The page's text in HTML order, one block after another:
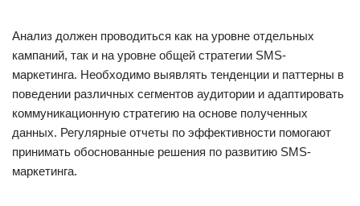
Анализ должен проводиться как на уровне отдельных
кампаний, так и на уровне общей стратегии SMS-
маркетинга. Необходимо выявлять тенденции и паттерны в
поведении различных сегментов аудитории и адаптировать
коммуникационную стратегию на основе полученных
данных. Регулярные отчеты по эффективности помогают
принимать обоснованные решения по развитию SMS-
маркетинга.